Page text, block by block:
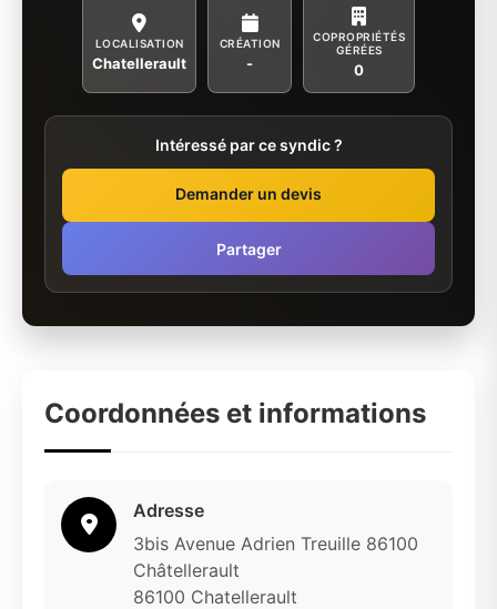
LOCALISATION
Chatellerault
CRÉATION
-
COPROPRIÉTÉS
GÉRÉES
0
Intéressé par ce syndic ?
Demander un devis
Partager
Coordonnées et informations
Adresse
3bis Avenue Adrien Treuille 86100
Châtellerault
86100 Chatellerault